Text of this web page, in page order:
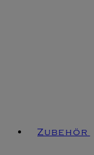
Zubehör